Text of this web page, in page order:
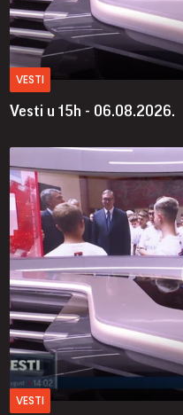
VESTI
Vesti u 15h - 06.08.2026.
VESTI